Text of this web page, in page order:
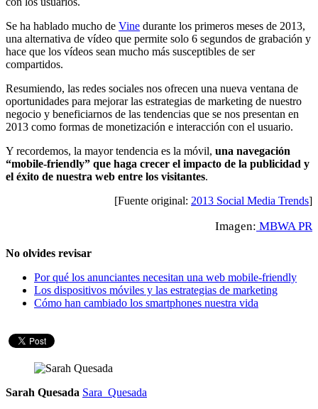
Se ha hablado mucho de Vine durante los primeros meses de 2013,
una alternativa de vídeo que permite solo 6 segundos de grabación y
hace que los vídeos sean mucho más susceptibles de ser
compartidos.
Resumiendo, las redes sociales nos ofrecen una nueva ventana de
oportunidades para mejorar las estrategias de marketing de nuestro
negocio y beneficiarnos de las tendencias que se nos presentan en
2013 como formas de monetización e interacción con el usuario.
Y recordemos, la mayor tendencia es la móvil, una navegación
“mobile-friendly” que haga crecer el impacto de la publicidad y
el éxito de nuestra web entre los visitantes.
[Fuente original: 2013 Social Media Trends]
Imagen: MBWA PR
No olvides revisar
Por qué los anunciantes necesitan una web mobile-friendly
Los dispositivos móviles y las estrategias de marketing
Cómo han cambiado los smartphones nuestra vida
Sarah Quesada Sara_Quesada